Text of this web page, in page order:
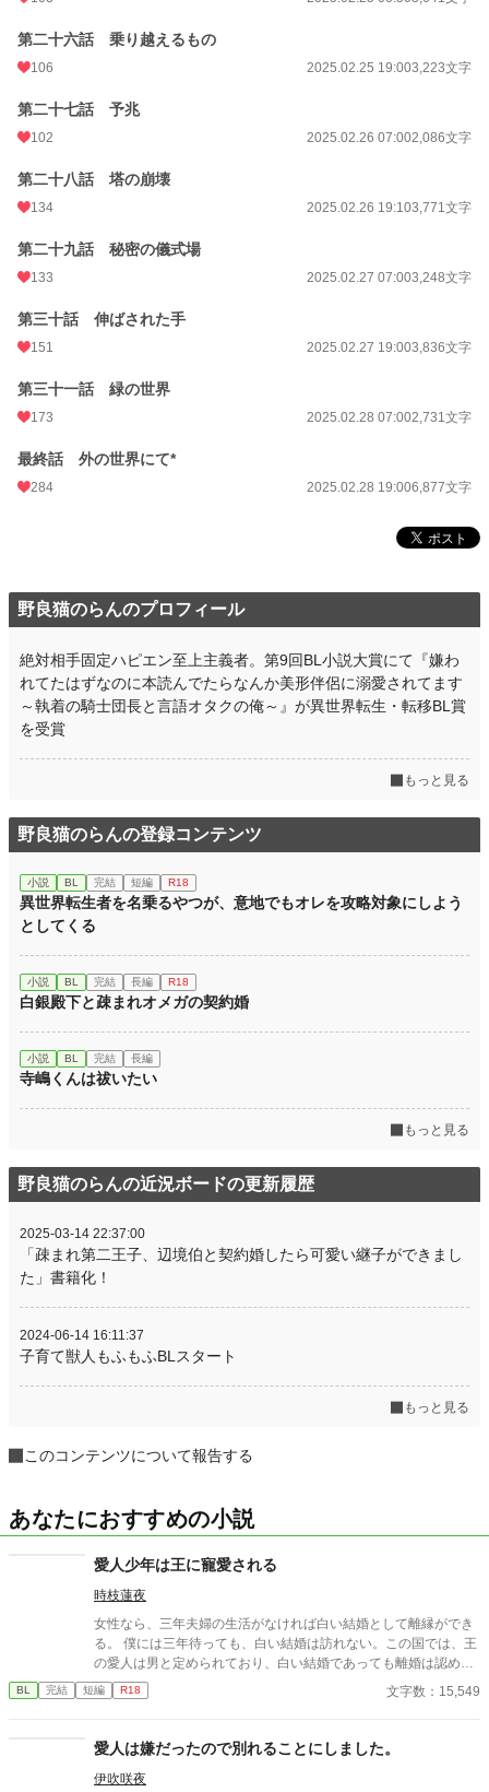
第二十六話 乗り越えるもの
106 2025.02.25 19:003,223文字
第二十七話 予兆
102 2025.02.26 07:002,086文字
第二十八話 塔の崩壊
134 2025.02.26 19:103,771文字
第二十九話 秘密の儀式場
133 2025.02.27 07:003,248文字
第三十話 伸ばされた手
151 2025.02.27 19:003,836文字
第三十一話 緑の世界
173 2025.02.28 07:002,731文字
最終話 外の世界にて*
284 2025.02.28 19:006,877文字
野良猫のらんのプロフィール
絶対相手固定ハピエン至上主義者。第9回BL小説大賞にて『嫌わ
れてたはずなのに本読んでたらなんか美形伴侶に溺愛されてます
～執着の騎士団長と言語オタクの俺～』が異世界転生・転移BL賞
を受賞
もっと見る
野良猫のらんの登録コンテンツ
小説 BL 完結 短編 R18
異世界転生者を名乗るやつが、意地でもオレを攻略対象にしよう
としてくる
小説 BL 完結 長編 R18
白銀殿下と疎まれオメガの契約婚
小説 BL 完結 長編
寺嶋くんは祓いたい
もっと見る
野良猫のらんの近況ボードの更新履歴
2025-03-14 22:37:00
「疎まれ第二王子、辺境伯と契約婚したら可愛い継子ができまし
た」書籍化！
2024-06-14 16:11:37
子育て獣人もふもふBLスタート
もっと見る
このコンテンツについて報告する
あなたにおすすめの小説
愛人少年は王に寵愛される
時枝蓮夜
女性なら、三年夫婦の生活がなければ白い結婚として離縁ができ
る。 僕には三年待っても、白い結婚は訪れない。この国では、王
の愛人は男と定められており、白い結婚であっても離婚は認めら
れていないためだ。 初めから要らぬ子供を増やさないために、男
を愛人にと定められているのだ。子ができなくて当然なのだか
れたあと、修道院に幽閉されて一生を終える。 僕はもうすぐ王の
愛人に召し出され、２年になる。夜のお召もあるが、ただ抱きし
められて眠るだけのお召だ。 そんな生活に変化があったのは、僕
BL 完結 短編 R18 文字数：15,549
愛人は嫌だったので別れることにしました。
伊吹咲夜